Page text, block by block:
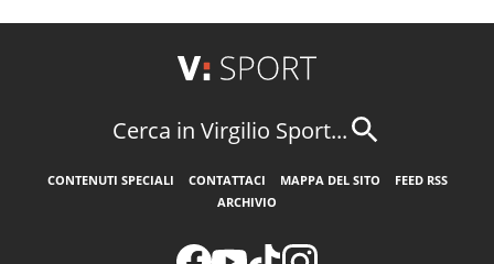
Cerca in Virgilio Sport...
CONTENUTI SPECIALI CONTATTACI MAPPA DEL SITO
FEED RSS
ARCHIVIO